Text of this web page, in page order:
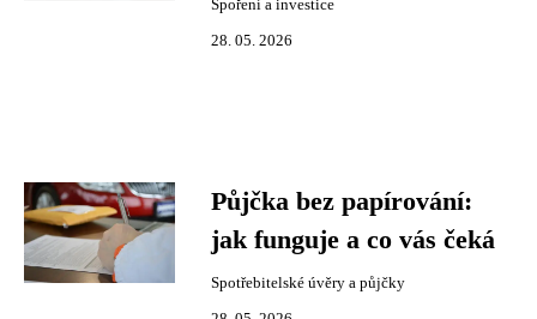
Spoření a investice
28. 05. 2026
Půjčka bez papírování:
jak funguje a co vás čeká
Spotřebitelské úvěry a půjčky